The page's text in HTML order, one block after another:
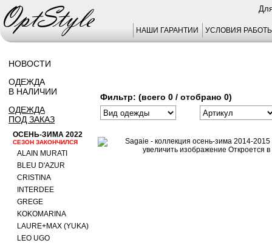
НАШИ ГАРАНТИИ УСЛОВИЯ
НОВОСТИ
ОДЕЖДА
В НАЛИЧИИ
ОДЕЖДА
ПОД ЗАКАЗ
ОСЕНЬ-ЗИМА 2022
СЕЗОН ЗАКОНЧИЛСЯ
ALAIN MURATI
BLEU D'AZUR
CRISTINA
INTERDEE
GREGE
KOKOMARINA
LAURE+MAX (YUKA)
LEO UGO
Фильтр: (всего 0 / отобрано 0)